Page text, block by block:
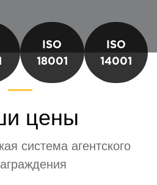
ISO
18001
ISO
14001
цены
система агентского